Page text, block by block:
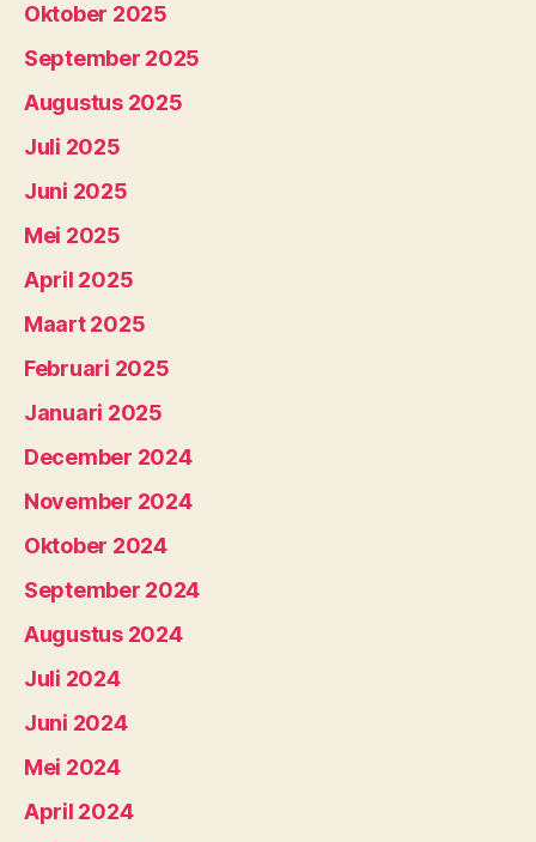
Oktober 2025
September 2025
Augustus 2025
Juli 2025
Juni 2025
Mei 2025
April 2025
Maart 2025
Februari 2025
Januari 2025
December 2024
November 2024
Oktober 2024
September 2024
Augustus 2024
Juli 2024
Juni 2024
Mei 2024
April 2024